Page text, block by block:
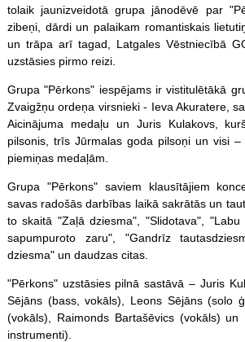
tolaik jaunizveidotā grupa jānodēvē par
zibeņi, dārdi un palaikam romantiskais
un trāpa arī tagad, Latgales Vēstniecībā
uzstāsies pirmo reizi.
Grupa "Pērkons" iespējams ir vistitulētākā
Zvaigžņu ordeņa virsnieki - Ieva Akuratere,
Aicinājuma medaļu un Juris Kulakovs,
pilsonis, trīs Jūrmalas goda pilsoņi un visi –
piemiņas medaļām.
Grupa "Pērkons" saviem klausītājiem
savas radošās darbības laikā sakrātās un
to skaitā "Zaļā dziesma", "Slidotava",
sapumpuroto zaru", "Gandrīz
dziesma" un daudzas citas.
"Pērkons" uzstāsies pilnā sastāvā – Juris
Sējāns (bass, vokāls), Leons Sējāns (solo
(vokāls), Raimonds Bartašēvics (vokāls)
instrumenti).